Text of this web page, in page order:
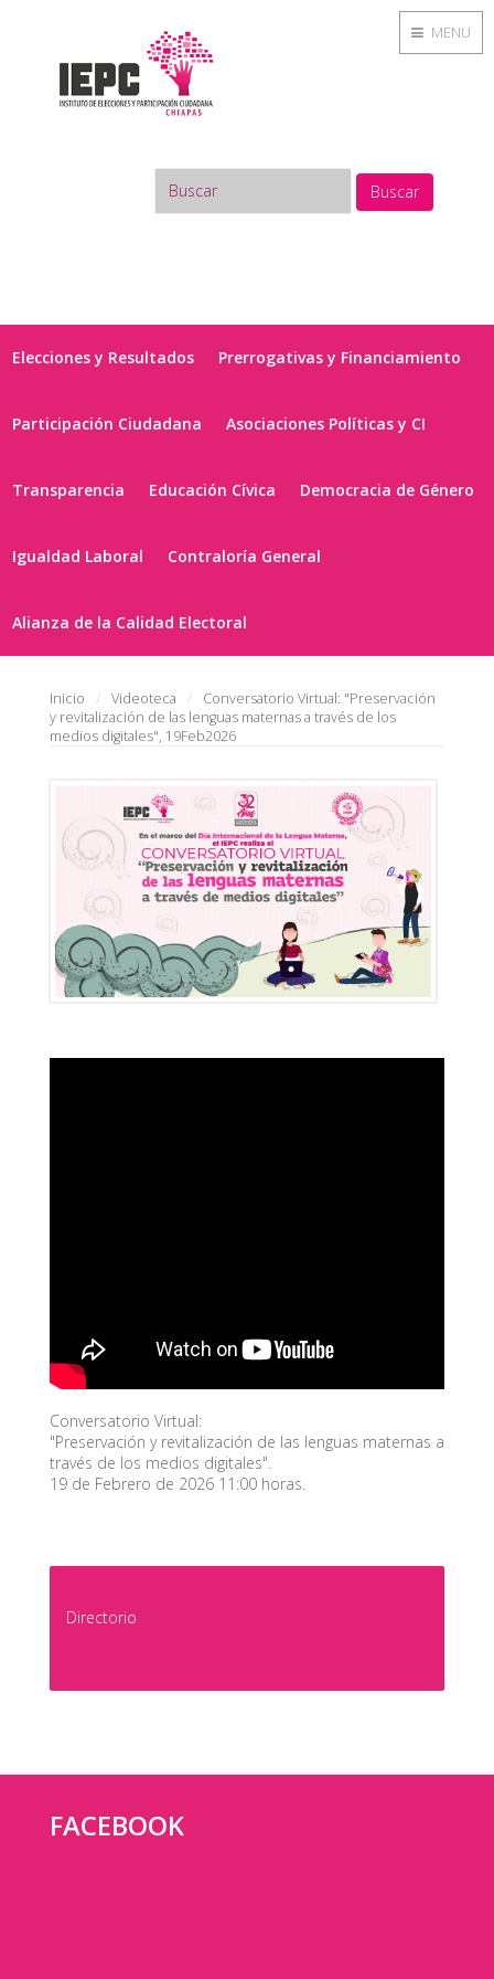
Buscar
Elecciones y Resultados Prerrogativas y Financiamiento
Participación Ciudadana Asociaciones Políticas y CI
Transparencia Educación Cívica Democracia de Género
Igualdad Laboral Contraloría General
Alianza de la Calidad Electoral
Inicio Videoteca
Conversatorio Virtual: "Preservación
y revitalización de las lenguas maternas a través de los
medios digitales", 19Feb2026
Conversatorio Virtual:
"Preservación y revitalización de las lenguas maternas a
través de los medios digitales".
19 de Febrero de 2026 11:00 horas.
Directorio
FACEBOOK
MENU